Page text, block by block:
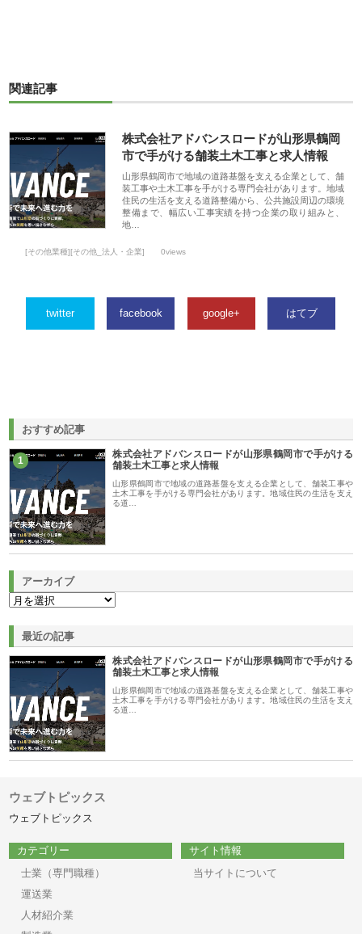
関連記事
株式会社アドバンスロードが山形県鶴岡
市で手がける舗装土木工事と求人情報
山形県鶴岡市で地域の道路基盤を支える企業として、舗
装工事や土木工事を手がける専門会社があります。地域
住民の生活を支える道路整備から、公共施設周辺の環境
整備まで、幅広い工事実績を持つ企業の取り組みと、
地…
[その他業種][その他_法人・企業] 0views
twitter facebook google+ はてブ
おすすめ記事
1
株式会社アドバンスロードが山形県鶴岡市で手がける
舗装土木工事と求人情報
山形県鶴岡市で地域の道路基盤を支える企業として、舗装工事や
土木工事を手がける専門会社があります。地域住民の生活を支え
る道…
アーカイブ
最近の記事
株式会社アドバンスロードが山形県鶴岡市で手がける
舗装土木工事と求人情報
山形県鶴岡市で地域の道路基盤を支える企業として、舗装工事や
土木工事を手がける専門会社があります。地域住民の生活を支え
る道…
ウェブトピックス
ウェブトピックス
カテゴリー
士業（専門職種）
運送業
人材紹介業
サイト情報
当サイトについて